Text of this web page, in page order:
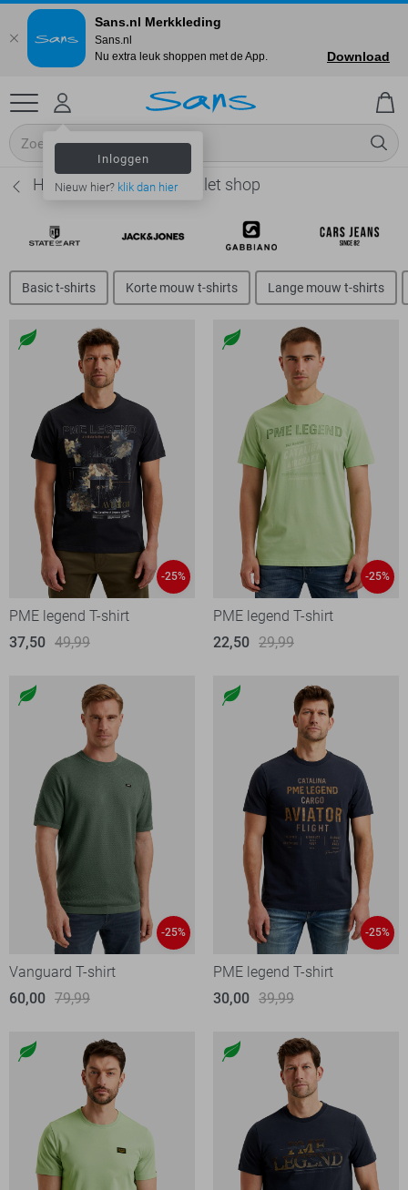
Inloggen
Nieuw hier? klik dan hier
Heren T-shirts Sale - Outlet shop
Basic t-shirts Korte mouw t-shirts Lange mouw t-shirts
-25%
PME legend T-shirt
37,50 49,99
-25%
PME legend T-shirt
22,50 29,99
-25%
Vanguard T-shirt
60,00 79,99
-25%
PME legend T-shirt
30,00 39,99
Sans.nl Merkkleding
Sans.nl
Nu extra leuk shoppen met de App.
Download